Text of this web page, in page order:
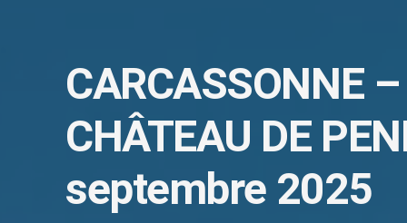
CARCASSONNE
CHÂTEAU DE
septembre 2025